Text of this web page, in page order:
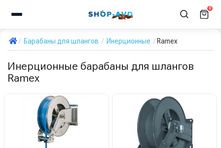
0
Барабаны для шлангов Инерционные Ramex
Инерционные барабаны для шлангов
Ramex